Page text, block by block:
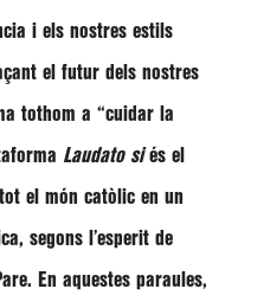
i els nostres estils
el futur dels nostres
tothom a “cuidar la
Laudato si és el
el món catòlic en un
segons l’esperit de
En aquestes paraules,